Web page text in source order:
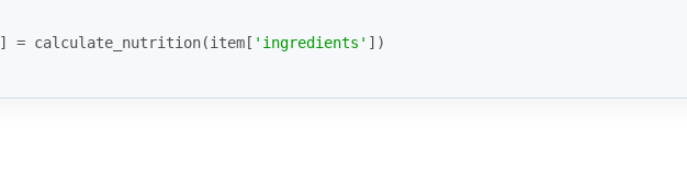
] = calculate_nutrition(item[ 'ingredients' ])